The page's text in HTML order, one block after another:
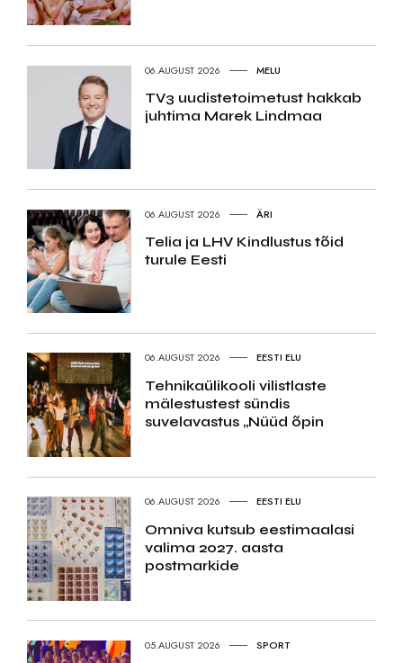
06.AUGUST 2026 MELU
TV3 uudistetoimetust hakkab
juhtima Marek Lindmaa
06.AUGUST 2026 ÄRI
Telia ja LHV Kindlustus tõid
turule Eesti
06.AUGUST 2026 EESTI ELU
Tehnikaülikooli vilistlaste
mälestustest sündis
suvelavastus „Nüüd õpin
06.AUGUST 2026 EESTI ELU
Omniva kutsub eestimaalasi
valima 2027. aasta
postmarkide
05.AUGUST 2026 SPORT